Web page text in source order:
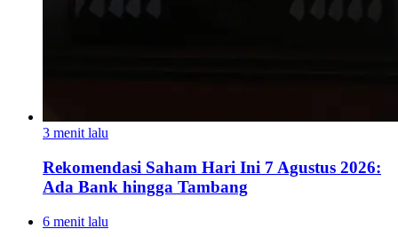
3 menit lalu
Rekomendasi Saham Hari Ini 7 Agustus 2026:
Ada Bank hingga Tambang
6 menit lalu